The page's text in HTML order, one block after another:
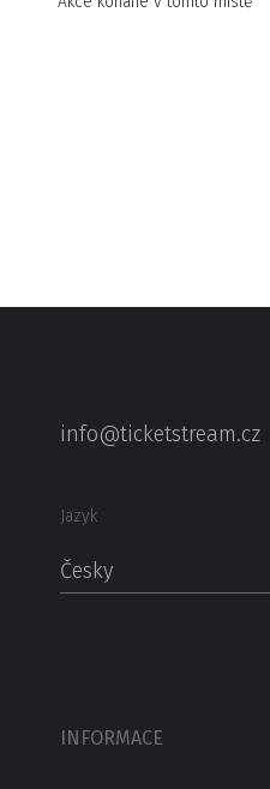
info@ticketstream.cz
Jazyk
Česky
INFORMACE